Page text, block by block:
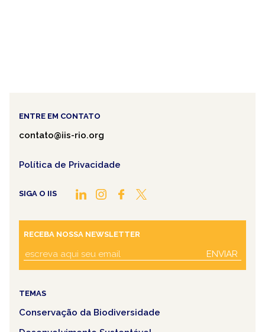
ENTRE EM CONTATO
contato@iis-rio.org
Política de Privacidade
SIGA O IIS
RECEBA NOSSA NEWSLETTER
ENVIAR
TEMAS
Conservação da Biodiversidade